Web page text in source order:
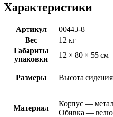
Характеристики
Артикул
00443-8
Вес
12 кг
Габариты
упаковки
12 × 80 × 55 см
Размеры Высота
Материал
Корпус —
Обивка —